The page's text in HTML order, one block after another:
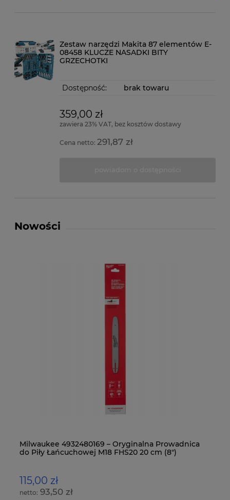
Zestaw narzędzi Makita 87 elementów E-
08458 KLUCZE NASADKI BITY
GRZECHOTKI
Dostępność: brak towaru
359,00 zł
zawiera 23% VAT, bez kosztów dostawy
Cena netto:291,87 zł
Nowości
Milwaukee 4932480169 – Oryginalna Prowadnica
do Piły Łańcuchowej M18 FHS20 20 cm (8")
115,00 zł
93,50 zł